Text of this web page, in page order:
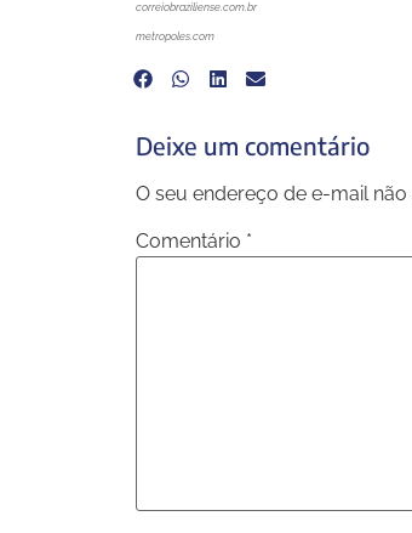
correiobraziliense.com.br
metropoles.com
Deixe um comentário
O seu endereço de e-mail
Comentário *